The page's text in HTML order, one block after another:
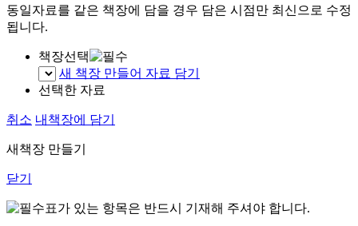
동일자료를 같은 책장에 담을 경우 담은 시점만 최신으로 수정
됩니다.
책장선택
새 책장 만들어 자료 담기
선택한 자료
취소 내책장에 담기
새책장 만들기
닫기
표가 있는 항목은 반드시 기재해 주셔야 합니다.